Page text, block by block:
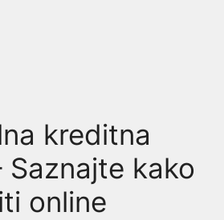
kreditna
Saznajte kako
online